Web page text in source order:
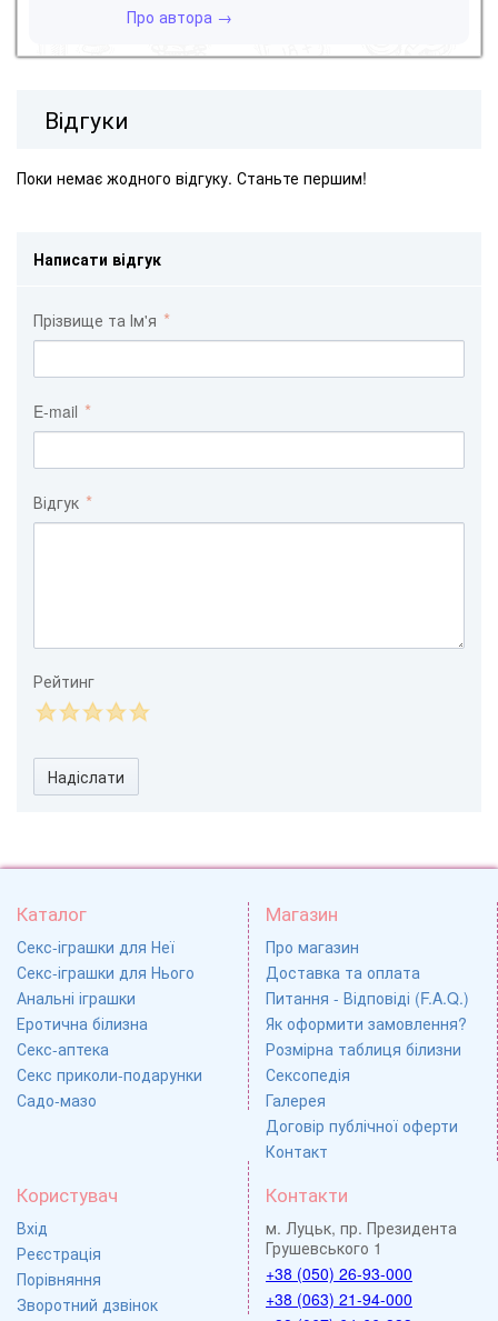
Про автора →
Відгуки
Поки немає жодного відгуку. Станьте першим!
Написати відгук
Прізвище та Ім'я
E-mail
Відгук
Рейтинг
Надіслати
Каталог
Секс-іграшки для Неї
Секс-іграшки для Нього
Анальні іграшки
Еротична білизна
Секс-аптека
Секс приколи-подарунки
Садо-мазо
Магазин
Про магазин
Доставка та оплата
Питання - Відповіді (F.A.Q.)
Як оформити замовлення?
Розмірна таблиця білизни
Сексопедія
Галерея
Договір публічної оферти
Контакт
Користувач
Вхід
Реєстрація
Порівняння
Зворотний дзвінок
Контакти
м. Луцьк, пр. Президента
Грушевського 1
+38 (050) 26-93-000
+38 (063) 21-94-000